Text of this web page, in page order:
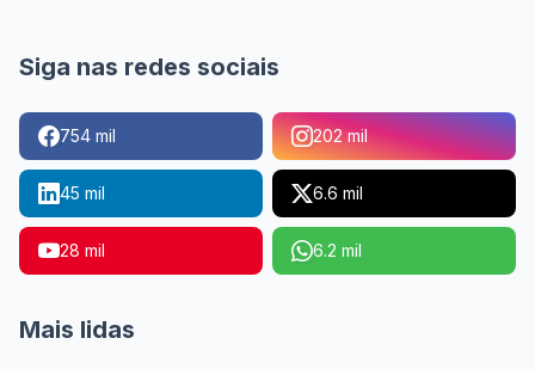
Siga nas redes sociais
754 mil 202 mil
45 mil 6.6 mil
28 mil 6.2 mil
Mais lidas